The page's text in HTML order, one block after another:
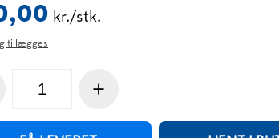
kr./stk.
tillægges
+